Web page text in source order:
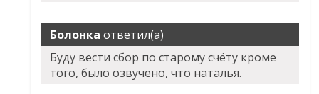
Болонка ответил(а)
Буду вести сбор по старому счёту кроме
того, было озвучено, что наталья.